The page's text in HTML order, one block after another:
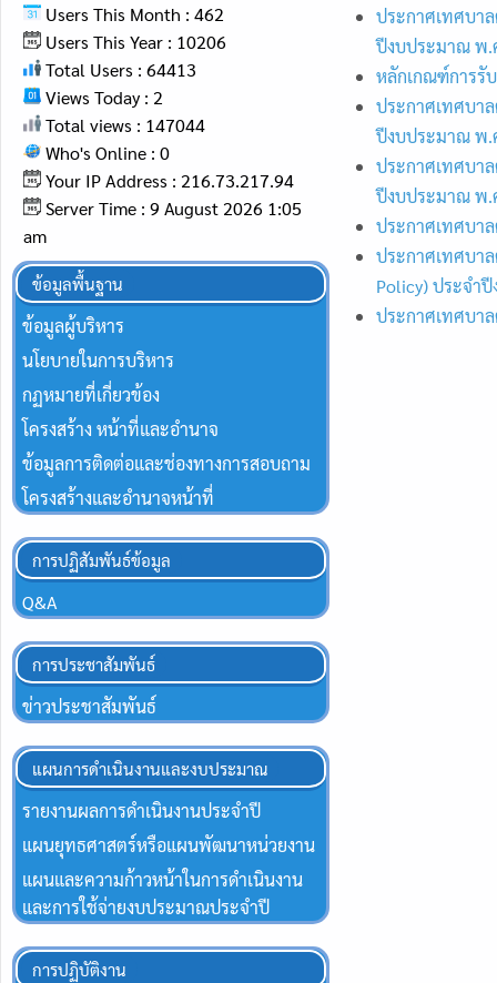
ประกาศเทศบา
ปีงบประมาณ พ.
หลักเกณฑ์การรั
ประกาศเทศบา
ปีงบประมาณ พ.
ประกาศเทศบา
ปีงบประมาณ พ.
ประกาศเทศบา
ประกาศเทศบา
Policy) ประจำ
ประกาศเทศบาล
Users This Month : 462
Users This Year : 10206
Total Users : 64413
Views Today : 2
Total views : 147044
Who's Online : 0
Your IP Address : 216.73.217.94
Server Time : 9 August 2026 1:05
am
ข้อมูลพื้นฐาน
ข้อมูลผู้บริหาร
นโยบายในการบริหาร
กฏหมายที่เกี่ยวข้อง
โครงสร้าง หน้าที่และอำนาจ
ข้อมูลการติดต่อและช่องทางการสอบถาม
โครงสร้างและอำนาจหน้าที่
การปฏิสัมพันธ์ข้อมูล
Q&A
การประชาสัมพันธ์
ข่าวประชาสัมพันธ์
แผนการดำเนินงานและงบประมาณ
รายงานผลการดำเนินงานประจำปี
แผนยุทธศาสตร์หรือแผนพัฒนาหน่วยงาน
แผนและความก้าวหน้าในการดำเนินงาน
และการใช้จ่ายงบประมาณประจำปี
การปฏิบัติงาน